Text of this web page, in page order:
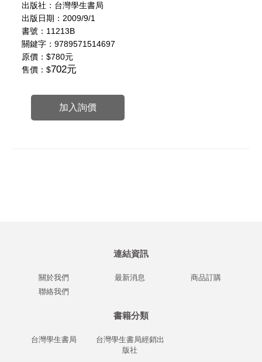
出版社：台灣學生書局
出版日期：2009/9/1
書號：11213B
關鍵字：9789571514697
原價：$780元
售價：$702元
加入詢價
連結資訊
關於我們 最新消息
商品訂購
聯絡我們
書籍分類
台灣學生書局
台灣學生書局經銷出
版社